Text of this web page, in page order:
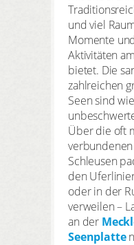
und viel
Momente
Aktivitäten
bietet. Die
zahlreichen
Seen sind
Über die oft
Schleusen
den
oder in der
verweilen –
an der
Seenplatte